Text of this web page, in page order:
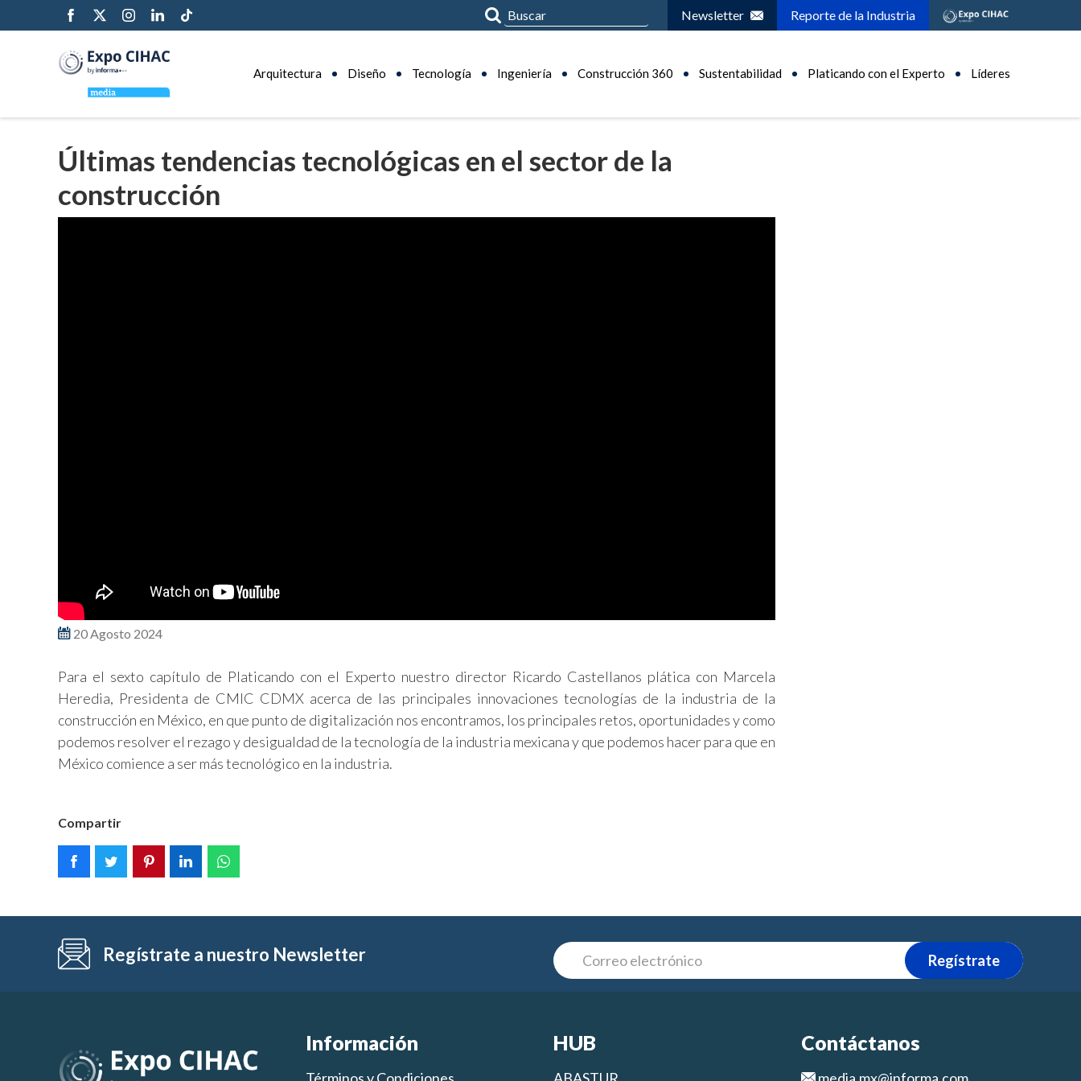
Newsletter Reporte de la Industria
Arquitectura Diseño Tecnología Ingeniería Construcción 360 Sustentabilidad Platicando con el Experto Líderes
Últimas tendencias tecnológicas en el sector de la
construcción
20 Agosto 2024
Para el sexto capítulo de Platicando con el Experto nuestro director Ricardo Castellanos plática con Marcela
Heredia, Presidenta de CMIC CDMX acerca de las principales innovaciones tecnologías de la industria de la
construcción en México, en que punto de digitalización nos encontramos, los principales retos, oportunidades y como
podemos resolver el rezago y desigualdad de la tecnología de la industria mexicana y que podemos hacer para que en
México comience a ser más tecnológico en la industria.
Compartir
Regístrate a nuestro Newsletter Regístrate
Información HUB Contáctanos